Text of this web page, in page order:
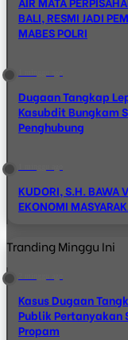
BALI, RESMI JADI
MABES POLRI
Dugaan Tangkap
Kasubdit Bungkam
Penghubung
KUDORI, S.H. BAWA
EKONOMI
Tranding Minggu Ini
Kasus Dugaan
Publik Pertanyakan
Propam